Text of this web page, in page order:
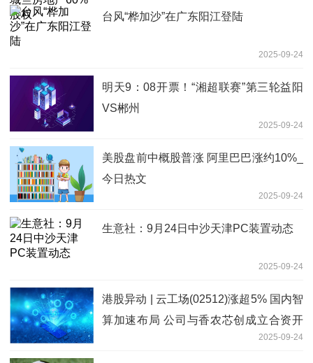
台风“桦加沙”在广东阳江登陆
2025-09-24
明天9：08开票！“湘超联赛”第三轮益阳
VS郴州
2025-09-24
美股盘前中概股普涨 阿里巴巴涨约10%_
今日热文
2025-09-24
生意社：9月24日中沙天津PC装置动态
2025-09-24
港股异动 | 云工场(02512)涨超5% 国内智
算加速布局 公司与香农芯创成立合资开
2025-09-24